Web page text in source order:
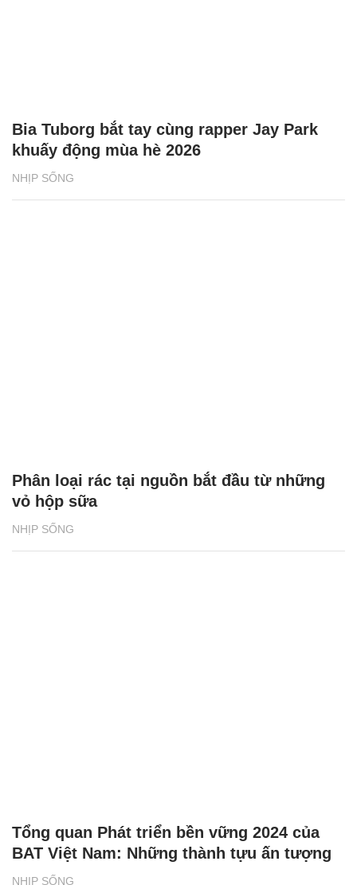
NHỊP SỐNG
Bia Tuborg bắt tay cùng rapper Jay Park
khuấy động mùa hè 2026
NHỊP SỐNG
Phân loại rác tại nguồn bắt đầu từ những
vỏ hộp sữa
NHỊP SỐNG
Tổng quan Phát triển bền vững 2024 của
BAT Việt Nam: Những thành tựu ấn tượng